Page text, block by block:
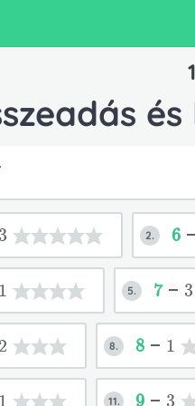
2. 6
5. 7-3
8. 8 -1
11. 9 -3
nevet szeretnél
Fiók